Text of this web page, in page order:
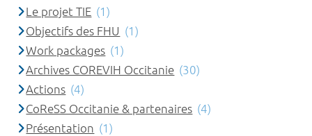
Le projet TIE (1)
Objectifs des FHU (1)
Work packages (1)
Archives COREVIH Occitanie (30)
Actions (4)
CoReSS Occitanie & partenaires (4)
Présentation (1)